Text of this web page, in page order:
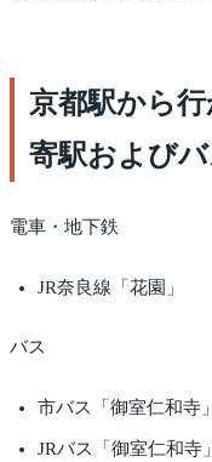
京都駅から
寄駅および
電車・地下鉄
JR奈良線「花園」
バス
市バス「御室仁和寺」
JRバス「御室仁和寺」